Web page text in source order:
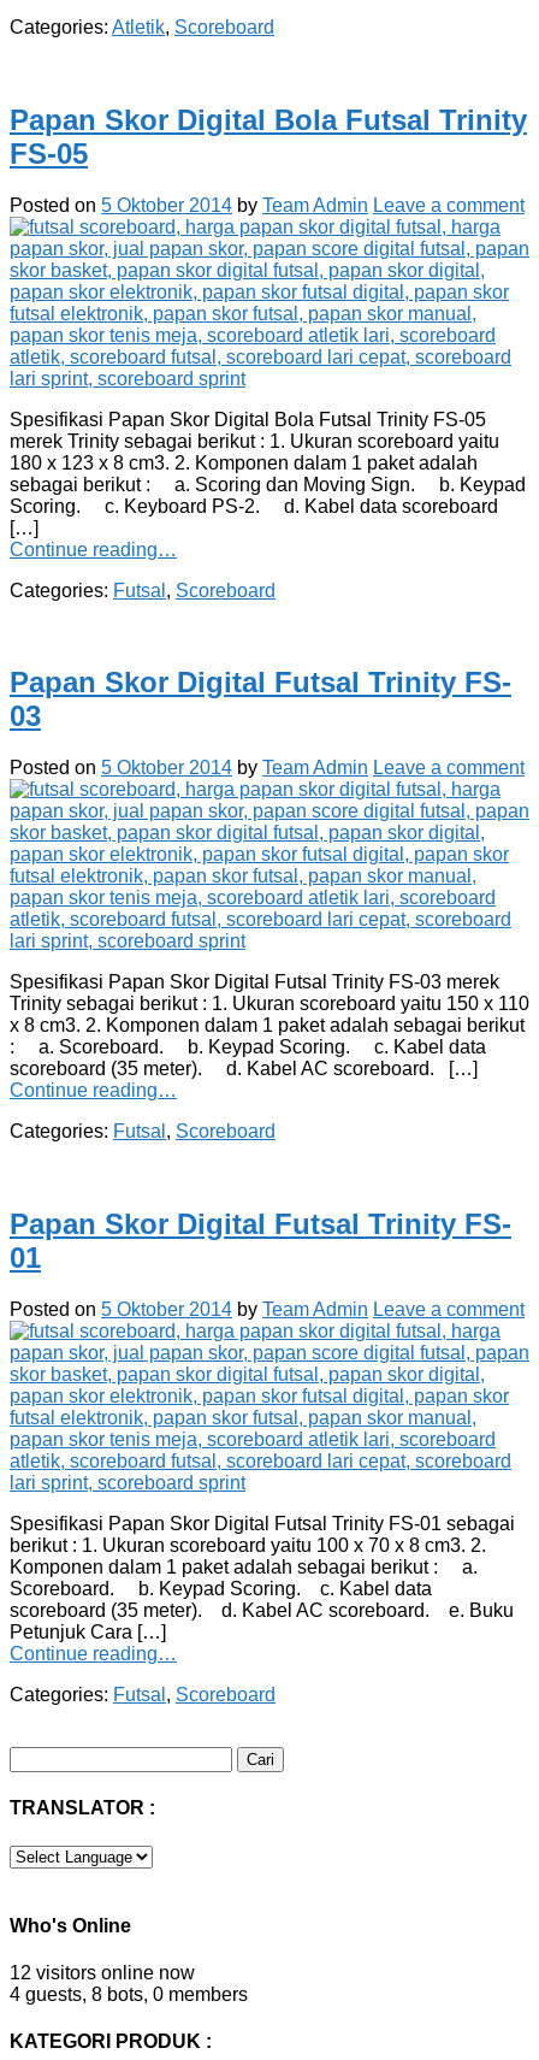
Categories: Atletik, Scoreboard
Papan Skor Digital Bola Futsal Trinity
FS-05
Posted on 5 Oktober 2014 by Team Admin Leave a comment
Spesifikasi Papan Skor Digital Bola Futsal Trinity FS-05
merek Trinity sebagai berikut : 1. Ukuran scoreboard yaitu
180 x 123 x 8 cm3. 2. Komponen dalam 1 paket adalah
sebagai berikut : a. Scoring dan Moving Sign. b. Keypad
Scoring. c. Keyboard PS-2. d. Kabel data scoreboard
[…]
Continue reading…
Categories: Futsal , Scoreboard
Papan Skor Digital Futsal Trinity FS-
03
Posted on 5 Oktober 2014 by Team Admin Leave a comment
Spesifikasi Papan Skor Digital Futsal Trinity FS-03 merek
Trinity sebagai berikut : 1. Ukuran scoreboard yaitu 150 x 110
x 8 cm3. 2. Komponen dalam 1 paket adalah sebagai berikut
: a. Scoreboard. b. Keypad Scoring. c. Kabel data
scoreboard (35 meter). d. Kabel AC scoreboard. […]
Continue reading…
Categories: Futsal , Scoreboard
Papan Skor Digital Futsal Trinity FS-
01
Posted on 5 Oktober 2014 by Team Admin Leave a comment
Spesifikasi Papan Skor Digital Futsal Trinity FS-01 sebagai
berikut : 1. Ukuran scoreboard yaitu 100 x 70 x 8 cm3. 2.
Komponen dalam 1 paket adalah sebagai berikut : a.
Scoreboard. b. Keypad Scoring. c. Kabel data
scoreboard (35 meter). d. Kabel AC scoreboard. e. Buku
Petunjuk Cara […]
Continue reading…
Categories: Futsal , Scoreboard
untuk:
TRANSLATOR :
Who's Online
12 visitors online now
4 guests, 8 bots, 0 members
KATEGORI PRODUK :